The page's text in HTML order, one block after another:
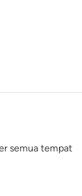
semua tempat